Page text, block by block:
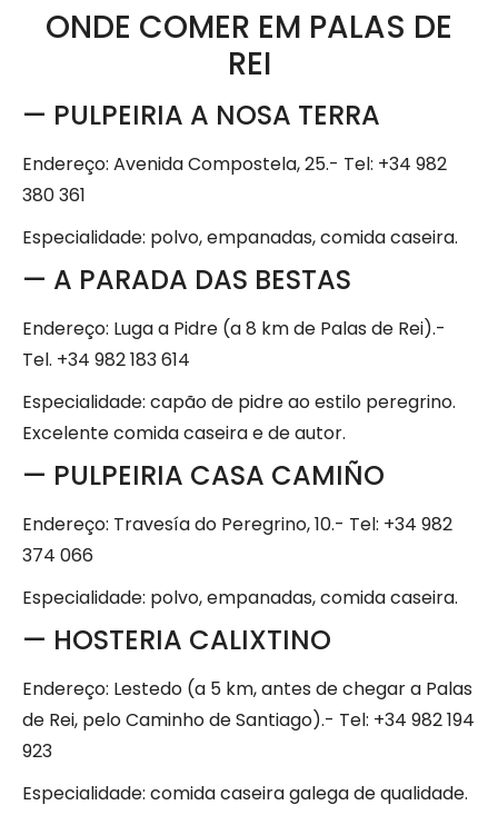
ONDE COMER EM PALAS DE
REI
— PULPEIRIA A NOSA TERRA
Endereço: Avenida Compostela, 25.- Tel: +34 982
380 361
Especialidade: polvo, empanadas, comida caseira.
— A PARADA DAS BESTAS
Endereço: Luga a Pidre (a 8 km de Palas de Rei).-
Tel. +34 982 183 614
Especialidade: capão de pidre ao estilo peregrino.
Excelente comida caseira e de autor.
— PULPEIRIA CASA CAMIÑO
Endereço: Travesía do Peregrino, 10.- Tel: +34 982
374 066
Especialidade: polvo, empanadas, comida caseira.
— HOSTERIA CALIXTINO
Endereço: Lestedo (a 5 km, antes de chegar a Palas
de Rei, pelo Caminho de Santiago).- Tel: +34 982 194
923
Especialidade: comida caseira galega de qualidade.